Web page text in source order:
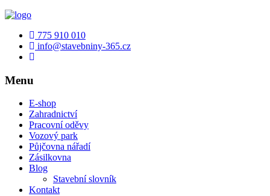
775 910 010
info@stavebniny-365.cz
Menu
E-shop
Zahradnictví
Pracovní oděvy
Vozový park
Půjčovna nářadí
Zásilkovna
Blog
Stavební slovník
Kontakt